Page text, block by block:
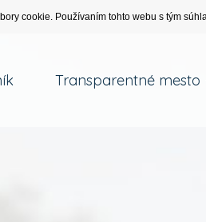
cookie. Používaním tohto webu s tým
Transparentné mesto